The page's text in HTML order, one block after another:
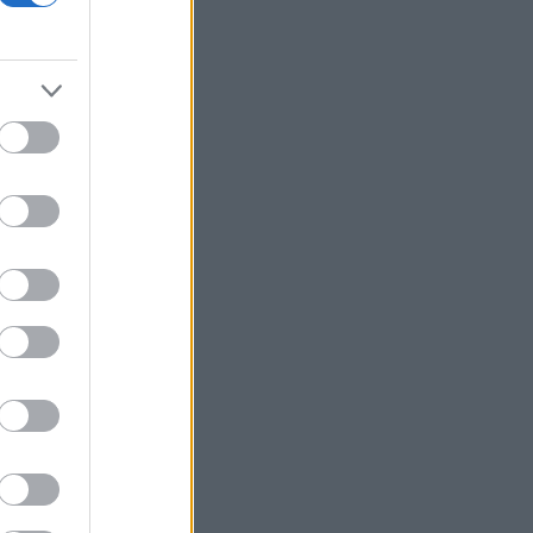
Πανεπιστήμιο Κρήτης για το
Η UEFA συνεχίζει το μποϊκοτάζ του
Μουντιάλ παρά την αναδίπλωση της
Τραμπ: Νέα προσπάθεια
«μπλόκο» του Ανωτάτου Δικαστηρίου
Σχέδια Βελτίωσης: Υπεγράφη η ΚΥΑ -
εκατ. ευρώ
έργων ΑΠΕ άνω των 2 GW σε Πολωνία
και Ουγγαρία
2025 για διορθώσεις μετά την
τελευταία πληρωμή